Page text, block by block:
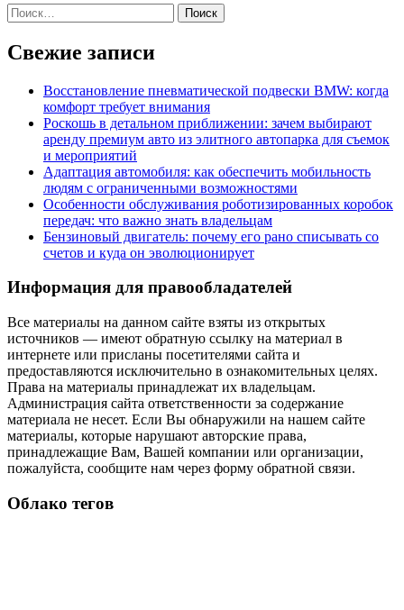
Найти:
Свежие записи
Восстановление пневматической подвески BMW: когда
комфорт требует внимания
Роскошь в детальном приближении: зачем выбирают
аренду премиум авто из элитного автопарка для съемок
и мероприятий
Адаптация автомобиля: как обеспечить мобильность
людям с ограниченными возможностями
Особенности обслуживания роботизированных коробок
передач: что важно знать владельцам
Бензиновый двигатель: почему его рано списывать со
счетов и куда он эволюционирует
Информация для правообладателей
Все материалы на данном сайте взяты из открытых
источников — имеют обратную ссылку на материал в
интернете или присланы посетителями сайта и
предоставляются исключительно в ознакомительных целях.
Права на материалы принадлежат их владельцам.
Администрация сайта ответственности за содержание
материала не несет. Если Вы обнаружили на нашем сайте
материалы, которые нарушают авторские права,
принадлежащие Вам, Вашей компании или организации,
пожалуйста, сообщите нам через форму обратной связи.
Облако тегов